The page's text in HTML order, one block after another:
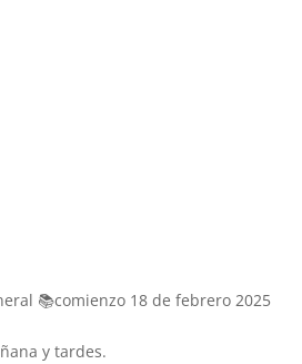
📚comienzo 18 de febrero 2025
y tardes.